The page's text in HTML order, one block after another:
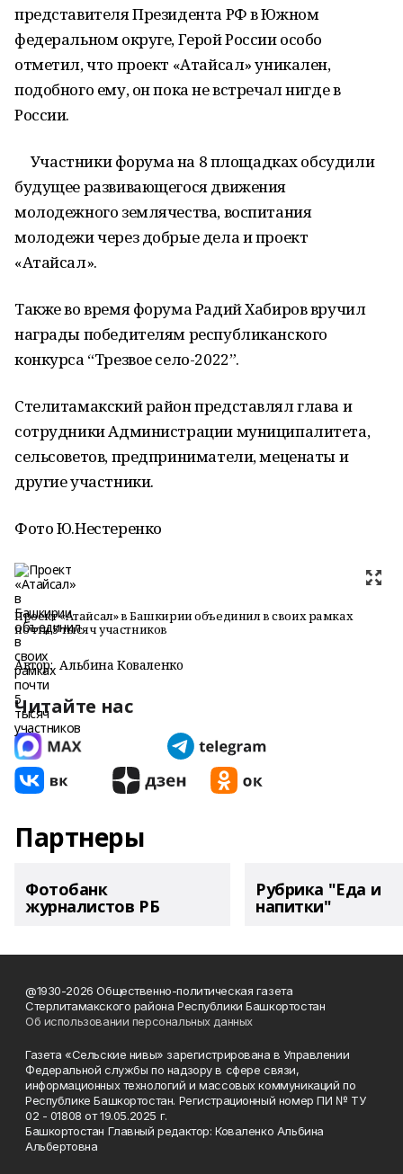
представителя Президента РФ в Южном
федеральном округе, Герой России особо
отметил, что проект «Атайсал» уникален,
подобного ему, он пока не встречал нигде в
России.
Участники форума на 8 площадках обсудили
будущее развивающегося движения
молодежного землячества, воспитания
молодежи через добрые дела и проект
«Атайсал».
Также во время форума Радий Хабиров вручил
награды победителям республиканского
конкурса “Трезвое село-2022”.
Стелитамакский район представлял глава и
сотрудники Администрации муниципалитета,
сельсоветов, предприниматели, меценаты и
другие участники.
Фото Ю.Нестеренко
Проект «Атайсал» в Башкирии объединил в своих рамках
почти 5 тысяч участников
Автор: Альбина Коваленко
Читайте нас
Партнеры
Фотобанк
журналистов РБ
Рубрика "Еда и
напитки"
@1930-2026 Общественно-политическая газета
Стерлитамакского района Республики Башкортостан
Об использовании персональных данных
Газета «Сельские нивы» зарегистрирована в Управлении
Федеральной службы по надзору в сфере связи,
информационных технологий и массовых коммуникаций по
Республике Башкортостан. Регистрационный номер ПИ № ТУ
02 - 01808 от 19.05.2025 г.
Башкортостан Главный редактор: Коваленко Альбина
Альбертовна